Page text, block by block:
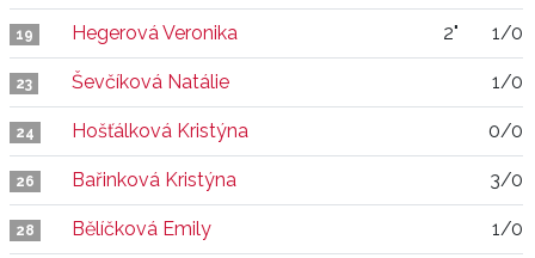
19 Hegerová Veronika 2" 1/0
23 Ševčíková Natálie 1/0
24 Hošťálková Kristýna 0/0
26 Bařinková Kristýna 3/0
28 Bělíčková Emily 1/0